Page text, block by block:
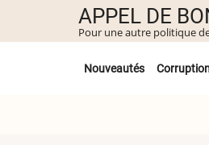
contenu
APPEL DE
Pour une autre politique
Untermenü
Nouveautés